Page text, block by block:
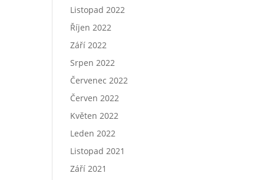
Listopad 2022
Říjen 2022
Září 2022
Srpen 2022
Červenec 2022
Červen 2022
Květen 2022
Leden 2022
Listopad 2021
Září 2021